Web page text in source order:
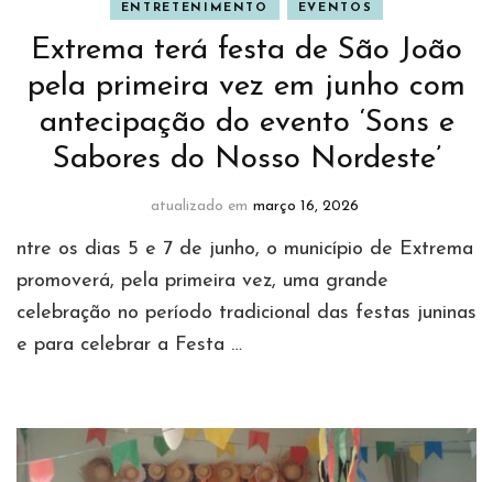
ENTRETENIMENTO EVENTOS
Extrema terá festa de São João
pela primeira vez em junho com
antecipação do evento ‘Sons e
Sabores do Nosso Nordeste’
atualizado em março 16, 2026
ntre os dias 5 e 7 de junho, o município de Extrema
promoverá, pela primeira vez, uma grande
celebração no período tradicional das festas juninas
e para celebrar a Festa …